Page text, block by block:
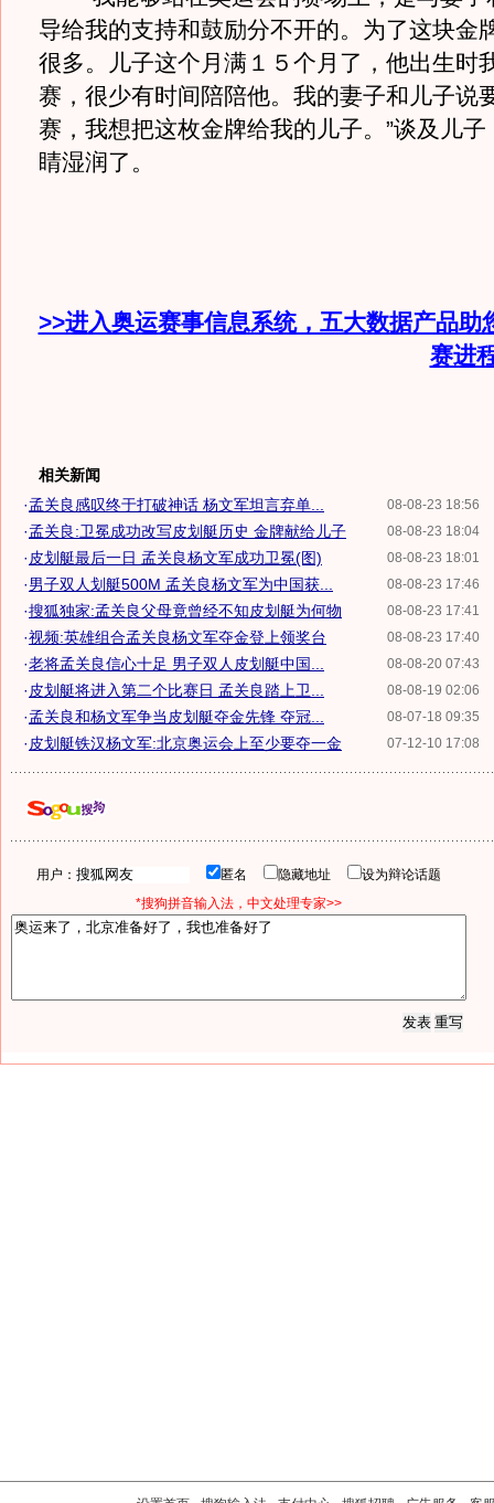
导给我的支持和鼓励分不开的。为了这块金
很多。儿子这个月满１５个月了，他出生时
赛，很少有时间陪陪他。我的妻子和儿子说
赛，我想把这枚金牌给我的儿子。”谈及儿
睛湿润了。
>>进入奥运赛事信息系统，五大数据产品助
赛进
相关新闻
08-08-23 18:56
·孟关良感叹终于打破神话 杨文军坦言弃单...
08-08-23 18:04
·孟关良:卫冕成功改写皮划艇历史 金牌献给儿子
08-08-23 18:01
· 皮划艇最后一日 孟关良杨文军成功卫冕(图)
08-08-23 17:46
·男子双人划艇500M 孟关良杨文军为中国获...
08-08-23 17:41
·搜狐独家:孟关良父母竟曾经不知皮划艇为何物
08-08-23 17:40
·视频:英雄组合孟关良杨文军夺金登上领奖台
08-08-20 07:43
·老将孟关良信心十足 男子双人皮划艇中国...
08-08-19 02:06
· 皮划艇将进入第二个比赛日 孟关良踏上卫...
08-07-18 09:35
·孟关良和杨文军争当皮划艇夺金先锋 夺冠...
07-12-10 17:08
· 皮划艇铁汉杨文军:北京奥运会上至少要夺一金
用户： 匿名 隐藏地址
设为辩论话题
*搜狗拼音输入法，中文处理专家>>